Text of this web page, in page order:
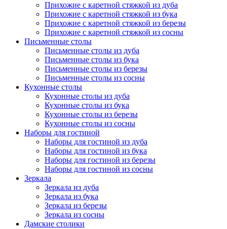
Прихожие с каретной стяжкой из дуба
Прихожие с каретной стяжкой из бука
Прихожие с каретной стяжкой из березы
Прихожие с каретной стяжкой из сосны
Письменные столы
Письменные столы из дуба
Письменные столы из бука
Письменные столы из березы
Письменные столы из сосны
Кухонные столы
Кухонные столы из дуба
Кухонные столы из бука
Кухонные столы из березы
Кухонные столы из сосны
Наборы для гостиной
Наборы для гостиной из дуба
Наборы для гостиной из бука
Наборы для гостиной из березы
Наборы для гостиной из сосны
Зеркала
Зеркала из дуба
Зеркала из бука
Зеркала из березы
Зеркала из сосны
Дамские столики